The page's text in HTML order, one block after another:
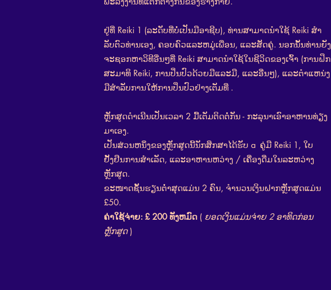
ຢູ່ທີ່ Reiki 1 (ລະດັບທີ່ບໍ່ເປັນມືອາຊີບ), ທ່ານສາມາດນໍາໃຊ້ Reiki ສໍາ
ລັບຕົວທ່ານເອງ, ຄອບຄົວແລະຫມູ່ເພື່ອນ, ແລະສັດຄູ່. ນອກນັ້ນທ່ານຍັງ
ຈະຊອກຫາວິທີອື່ນໆທີ່ Reiki ສາມາດນໍາໃຊ້ໃນຊີວິດຂອງເຈົ້າ (ການຝຶກ
ສະມາທິ Reiki, ການປິ່ນປົວດ້ວຍມືແລະມື, ແລະອື່ນໆ), ແລະຕໍາແຫນ່ງ
ມືສໍາລັບການໃຫ້ການປິ່ນປົວຢ່າງເຕັມທີ່ .
ຫຼັກສູດດຳເນີນເປັນເວລາ 2 ມື້ເຕັມຕິດຕໍ່ກັນ - ກະລຸນາເອົາອາຫານທ່ຽງ
ມາເອງ.
ເປັນສ່ວນຫນຶ່ງຂອງຫຼັກສູດນີ້ນັກສຶກສາໄດ້ຮັບ a ຄູ່ມື Reiki 1, ໃບ
ຢັ້ງຢືນການສໍາເລັດ, ແລະອາຫານຫວ່າງ / ເຄື່ອງດື່ມໃນລະຫວ່າງ
ຫຼັກສູດ.
ຂະໜາດຊັ້ນຮຽນຕໍ່າສຸດແມ່ນ 2 ຄົນ, ຈຳນວນເງິນຝາກຫຼັກສູດແມ່ນ
£50.
ຄ່າໃຊ້ຈ່າຍ: £ 200 ທັງຫມົດ ( ຍອດເງິນແມ່ນຈ່າຍ 2 ອາທິດກ່ອນ
ຫຼັກສູດ)